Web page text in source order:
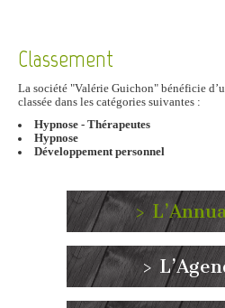
Classement
La société "Valérie Guichon" bénéficie
classée dans les catégories suivantes :
Hypnose - Thérapeutes
Hypnose
Développement personnel
>
>